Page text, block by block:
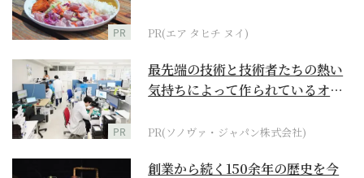
PR PR(エア タヒチ ヌイ)
PR
最先端の技術と技術者たちの熱い
気持ちによって作られているオー
PR(ソノヴァ・ジャパン株式会社)
創業から続く150余年の歴史を今